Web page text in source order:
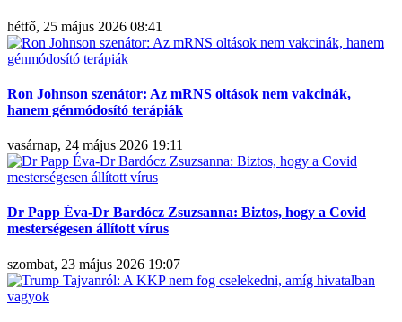
hétfő, 25 május 2026 08:41
Ron Johnson szenátor: Az mRNS oltások nem vakcinák,
hanem génmódosító terápiák
vasárnap, 24 május 2026 19:11
Dr Papp Éva-Dr Bardócz Zsuzsanna: Biztos, hogy a Covid
mesterségesen állított vírus
szombat, 23 május 2026 19:07